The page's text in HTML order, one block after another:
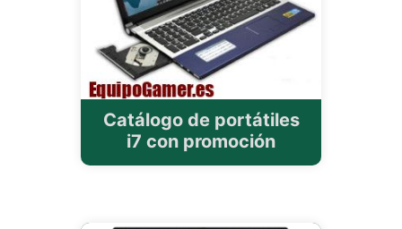
Catálogo de portátiles
i7 con promoción